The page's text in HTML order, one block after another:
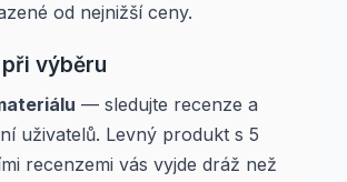
od nejnižší ceny.
výběru
— sledujte recenze a
uživatelů. Levný produkt s 5
recenzemi vás vyjde dráž než